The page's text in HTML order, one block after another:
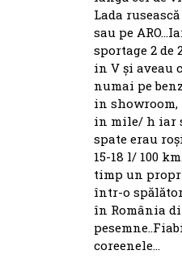
Lada
sau pe
sportage 2 de
in V și aveau
numai pe
in showroom,
in mile/ h iar
spate erau
15-18 l/ 100
timp un
într-o
în România
coreenele…